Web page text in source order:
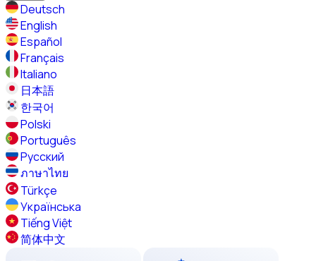
Deutsch
English
Español
Français
Italiano
日本語
한국어
Polski
Português
Русский
ภาษาไทย
Türkçe
Українська
Tiếng Việt
简体中文